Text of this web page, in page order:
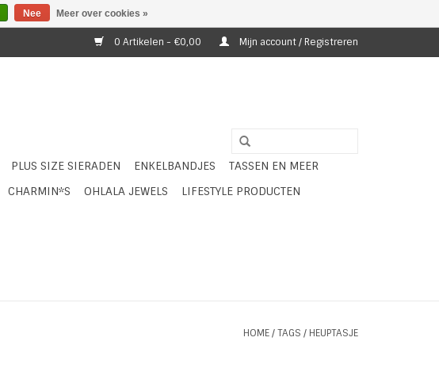
0 Artikelen - €0,00 Mijn account / Registreren
PLUS SIZE SIERADEN ENKELBANDJES
TASSEN EN MEER
CHARMIN*S OHLALA JEWELS
LIFESTYLE PRODUCTEN
HOME/TAGS / HEUPTASJE
Nee Meer over cookies »